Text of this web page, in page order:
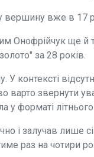
вершину вже в 17
Онофрійчук ще й
за 28 років.
контексті
варто звернути
у форматі
і залучав лише
раз на чотири